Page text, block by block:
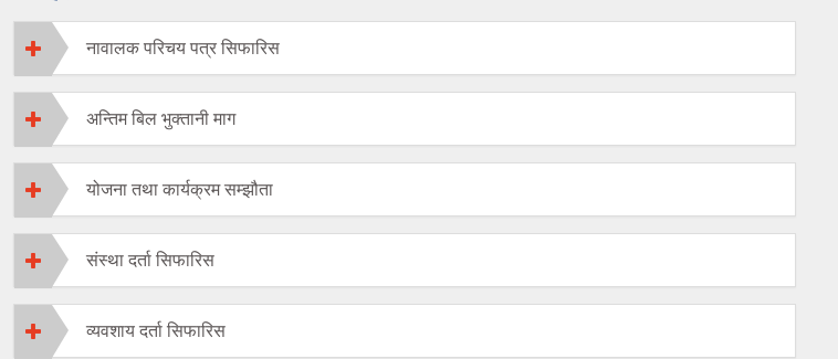
नावालक परिचय पत्र सिफारिस
अन्तिम बिल भुक्तानी माग
योजना तथा कार्यक्रम सम्झौता
संस्था दर्ता सिफारिस
व्यवशाय दर्ता सिफारिस